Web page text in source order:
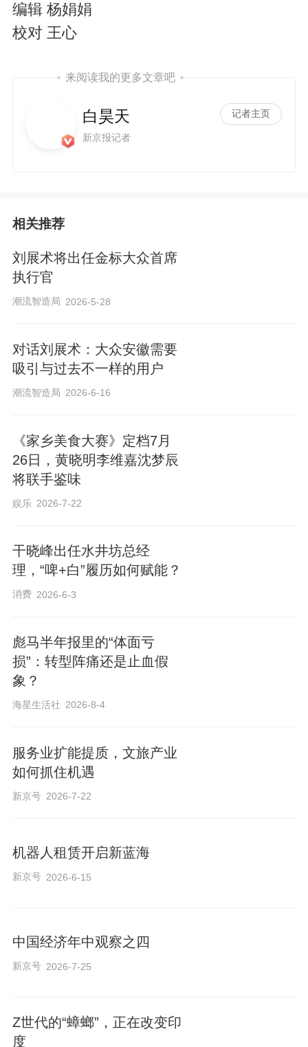
编辑 杨娟娟
校对 王心
来阅读我的更多文章吧
白昊天
新京报记者
记者主页
相关推荐
刘展术将出任金标大众首席
执行官
潮流智造局 2026-5-28
对话刘展术：大众安徽需要
吸引与过去不一样的用户
潮流智造局 2026-6-16
《家乡美食大赛》定档7月
26日，黄晓明李维嘉沈梦辰
将联手鉴味
娱乐 2026-7-22
干晓峰出任水井坊总经
理，“啤+白”履历如何赋能？
消费 2026-6-3
彪马半年报里的“体面亏
损”：转型阵痛还是止血假
象？
海星生活社 2026-8-4
服务业扩能提质，文旅产业
如何抓住机遇
新京号 2026-7-22
机器人租赁开启新蓝海
新京号 2026-6-15
中国经济年中观察之四
新京号 2026-7-25
Z世代的“蟑螂”，正在改变印
度